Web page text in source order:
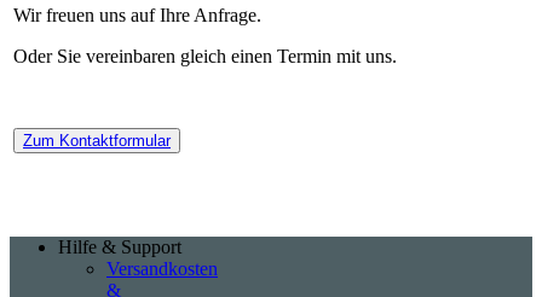
Wir freuen uns auf Ihre Anfrage.
Oder Sie vereinbaren gleich einen Termin mit uns.
Zum Kontakt­formular
Hilfe & Support
Versandkosten
&